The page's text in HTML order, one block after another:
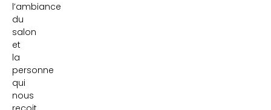
l’ambiance
du
salon
et
la
personne
qui
nous